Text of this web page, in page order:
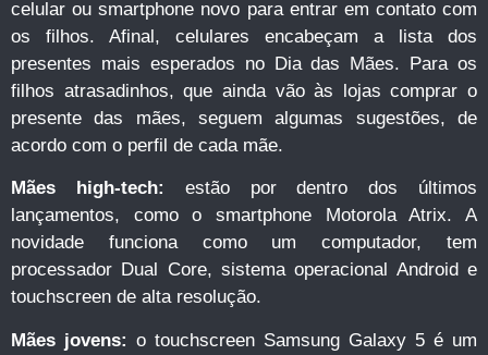
celular ou smartphone novo para entrar em contato com
os filhos. Afinal, celulares encabeçam a lista dos
presentes mais esperados no Dia das Mães. Para os
filhos atrasadinhos, que ainda vão às lojas comprar o
presente das mães, seguem algumas sugestões, de
acordo com o perfil de cada mãe.
Mães high-tech: estão por dentro dos últimos
lançamentos, como o smartphone Motorola Atrix. A
novidade funciona como um computador, tem
processador Dual Core, sistema operacional Android e
touchscreen de alta resolução.
Mães jovens: o touchscreen Samsung Galaxy 5 é um